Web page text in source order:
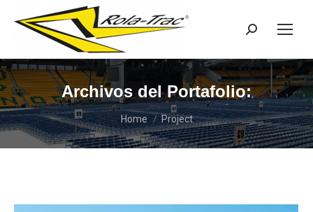
Search:
Archivos del Portafolio:
You are here:
Home Project